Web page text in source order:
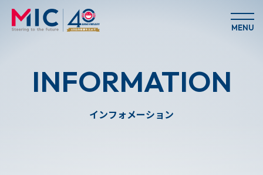
MENU
インフォメーション
INFORMATION